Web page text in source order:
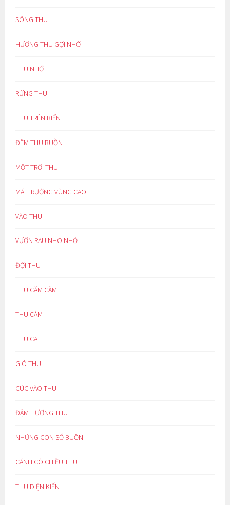
SÔNG THU
HƯƠNG THU GỢI NHỚ
THU NHỚ
RỪNG THU
THU TRÊN BIỂN
ĐÊM THU BUỒN
MỘT TRỜI THU
MÁI TRƯỜNG VÙNG CAO
VÀO THU
VƯỜN RAU NHO NHỎ
ĐỢI THU
THU CĂM CĂM
THU CẢM
THU CA
GIÓ THU
CÚC VÀO THU
ĐẬM HƯƠNG THU
NHỮNG CON SỐ BUỒN
CÁNH CÒ CHIỀU THU
THU DIỆN KIẾN